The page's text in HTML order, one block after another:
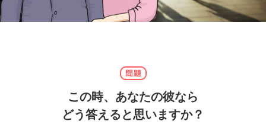
この時、あなたの彼なら
どう答えると思いますか？